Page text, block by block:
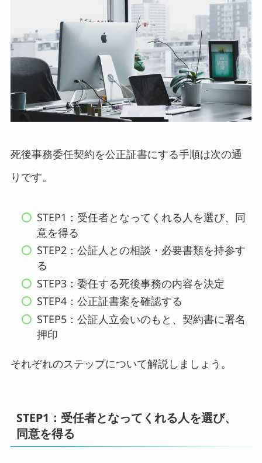
死後事務委任契約を公正証書にする手順は次の通
りです。
STEP1：受任者となってくれる人を選び、同
意を得る
STEP2：公証人との相談・必要書類を持参す
る
STEP3：委任する死後事務の内容を決定
STEP4：公正証書案を確認する
STEP5：公証人立会いのもと、契約書に署名
押印
それぞれのステップについて解説しましょう。
STEP1：受任者となってくれる人を選び、
同意を得る